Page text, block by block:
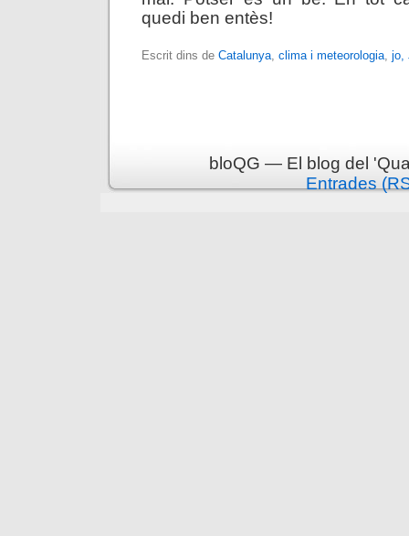
quedi ben entès!
Escrit dins de Catalunya, clima i meteorologia, jo,
bloQG — El blog del
Entrades